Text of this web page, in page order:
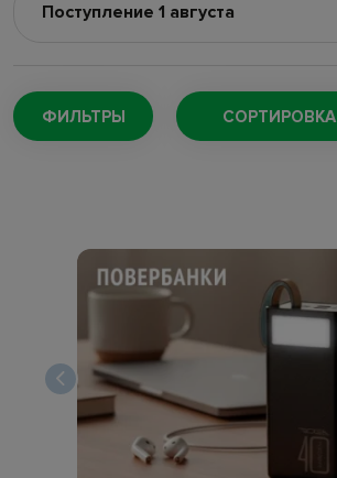
Поступление 1 августа
Поступление 5 августа
Поступление 4 августа(220)
Поступление 24 июля(73)
Поступление 18 июля (132)
Поступление 16 июля
Поступление 11 июля
ФИЛЬТРЫ СОРТИРОВКА